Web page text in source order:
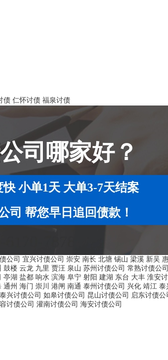
债 仁怀讨债 福泉讨债
司哪家好？
小单1天 大单3-7天结案
司 帮您早日追回债款！
公司 宜兴讨债公司 崇安 南长 北塘 锡山 梁溪 新吴
鼓楼 云龙 九里 贾汪 泉山 苏州讨债公司 常熟讨债公司
亭湖 盐都 响水 滨海 阜宁 射阳 建湖 东台 大丰 淮安
通州 海门 崇川 港闸 南通 泰州讨债公司 兴化 靖江 泰
泰兴讨债公司 如皋讨债公司 昆山讨债公司 启东讨债公
讨债公司 灌南讨债公司 海安讨债公司